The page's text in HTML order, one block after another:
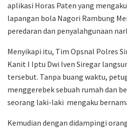
aplikasi Horas Paten yang
lapangan bola Nagori Rambung
peredaran dan penyalahgunaan
Menyikapi itu, Tim Opsnal Polres
Kanit I Iptu Dwi Iven Siregar
tersebut. Tanpa buang waktu,
menggerebek sebuah rumah dan
seorang laki-laki mengaku
Kemudian dengan didampingi